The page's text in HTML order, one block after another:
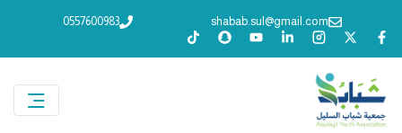
shabab.sul@gmail.com
0557600983